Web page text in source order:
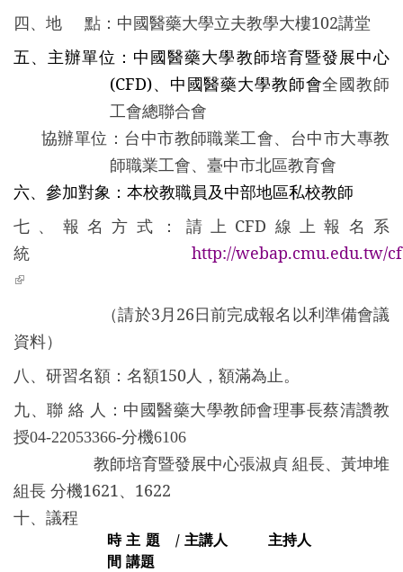
四、地 點：中國醫藥大學立夫教學大樓102講堂
五、主辦單位：中國醫藥大學教師培育暨發展中心
(CFD)、中國醫藥大學教師會全國教師
工會總聯合會
協辦單位：台中市教師職業工會、台中市大專教
師職業工會、臺中市北區教育會
六、參加對象：本校教職員及中部地區私校教師
七、報名方式：請上CFD線上報名系
統 http://webap.cmu.edu.tw/
(link is external)
（請於3月26日前完成報名以利準備會議
資料）
八、研習名額：名額150人，額滿為止。
九、聯 絡 人： 中國醫藥大學教師會理事長蔡清讚教
授04-22053366-分機6106
教師培育暨發展中心張淑貞 組長、黃坤堆
組長 分機1621、1622
十、議程
時
間
主題 /
講題
主講人 主持人